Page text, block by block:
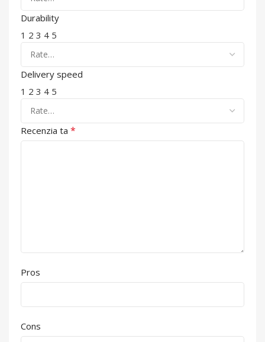
Durability
1 2 3 4 5
Delivery speed
1 2 3 4 5
Recenzia ta *
Pros
Cons